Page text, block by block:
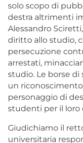
solo scopo di
destra altrimenti
Alessandro
diritto allo studio,
persecuzione
arrestati,
studio. Le borse
un
personaggio di
studenti per il
Giudichiamo il
universitaria